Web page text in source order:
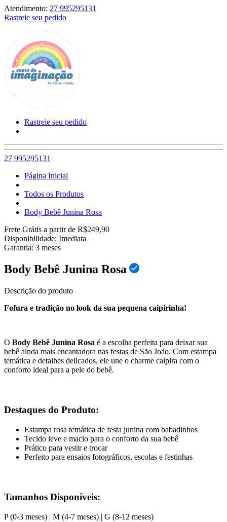
Atendimento: 27 995295131
Rastreie seu pedido
Rastreie seu pedido
27 995295131
Página Inicial
Todos os Produtos
Body Bebê Junina Rosa
Frete Grátis a partir de R$249,90
Disponibilidade: Imediata
Garantia: 3 meses
Body Bebê Junina Rosa
Descrição do produto
Fofura e tradição no look da sua pequena caipirinha!
O Body Bebê Junina Rosa é a escolha perfeita para deixar sua
bebê ainda mais encantadora nas festas de São João. Com estampa
temática e detalhes delicados, ele une o charme caipira com o
conforto ideal para a pele do bebê.
Destaques do Produto:
Estampa rosa temática de festa junina com babadinhos
Tecido leve e macio para o conforto da sua bebê
Prático para vestir e trocar
Perfeito para ensaios fotográficos, escolas e festinhas
Tamanhos Disponíveis:
P (0-3 meses) | M (4-7 meses) | G (8-12 meses)